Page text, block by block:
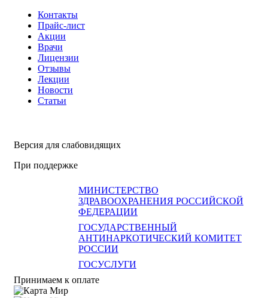
Контакты
Прайс-лист
Акции
Врачи
Лицензии
Отзывы
Лекции
Новости
Статьи
Версия для слабовидящих
При поддержке
МИНИСТЕРСТВО
ЗДРАВООХРАНЕНИЯ РОССИЙСКОЙ
ФЕДЕРАЦИИ
ГОСУДАРСТВЕННЫЙ
АНТИНАРКОТИЧЕСКИЙ КОМИТЕТ
РОССИИ
ГОСУСЛУГИ
Принимаем к оплате